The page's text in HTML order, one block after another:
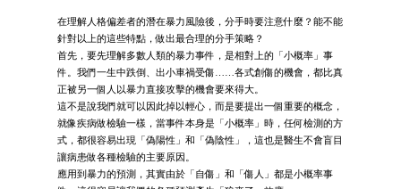
在理解人格偏差者的潛在暴力風險後，分手時要注意什麼？能不能
針對以上的這些特點，做出最合理的分手策略？
首先，要先理解多數人類的暴力事件，是相對上的「小概率」事
件。我們一生中跌倒、出小車禍受傷……各式創傷的機會，都比真
正被另一個人以暴力直接攻擊的機會要來得大。
這不是說我們就可以因此掉以輕心，而是要提出一個重要的概念，
就像疾病做檢驗一樣，當事件本身是「小概率」時，任何檢測的方
式，都很容易出現「偽陽性」和「偽陰性」，這也是醫生不會盲目
讓病患做各種檢驗的主要原因。
應用到暴力的預測，其實由於「自傷」和「傷人」都是小概率事